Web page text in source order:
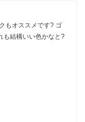
もオススメです? ゴ
も結構いい色かなと?